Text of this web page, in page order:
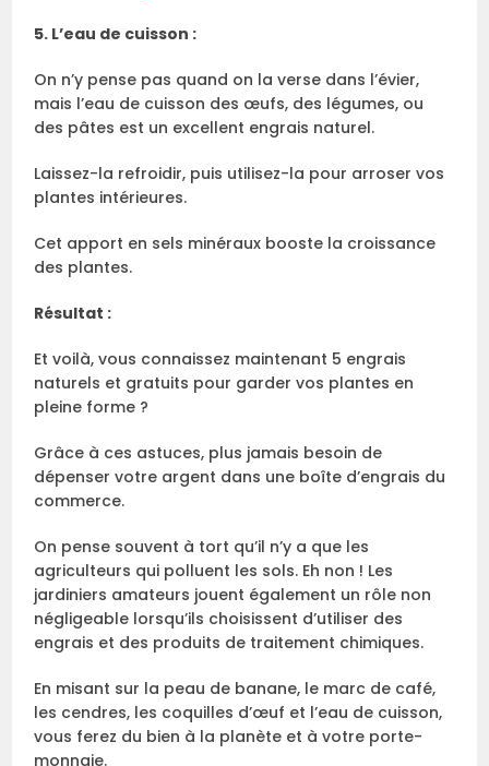
5. L’eau de cuisson :
On n’y pense pas quand on la verse dans l’évier,
mais l’eau de cuisson des œufs, des légumes, ou
des pâtes est un excellent engrais naturel.
Laissez-la refroidir, puis utilisez-la pour arroser vos
plantes intérieures.
Cet apport en sels minéraux booste la croissance
des plantes.
Résultat :
Et voilà, vous connaissez maintenant 5 engrais
naturels et gratuits pour garder vos plantes en
pleine forme ?
Grâce à ces astuces, plus jamais besoin de
dépenser votre argent dans une boîte d’engrais du
commerce.
On pense souvent à tort qu’il n’y a que les
agriculteurs qui polluent les sols. Eh non ! Les
jardiniers amateurs jouent également un rôle non
négligeable lorsqu’ils choisissent d’utiliser des
engrais et des produits de traitement chimiques.
En misant sur la peau de banane, le marc de café,
les cendres, les coquilles d’œuf et l’eau de cuisson,
vous ferez du bien à la planète et à votre porte-
monnaie.